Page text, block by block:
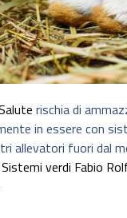
rischia di
in essere con
allevatori fuori dal
verdi Fabio